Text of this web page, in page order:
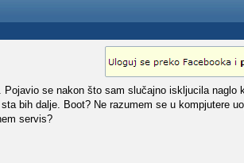
se nakon što sam slučajno iskljucila naglo
bih dalje. Boot? Ne razumem se u kompjutere
servis?